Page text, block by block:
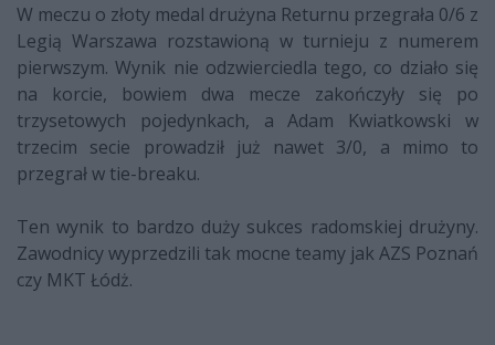
W meczu o złoty medal drużyna Returnu przegrała 0/6 z
Legią Warszawa rozstawioną w turnieju z numerem
pierwszym. Wynik nie odzwierciedla tego, co działo się
na korcie, bowiem dwa mecze zakończyły się po
trzysetowych pojedynkach, a Adam Kwiatkowski w
trzecim secie prowadził już nawet 3/0, a mimo to
przegrał w tie-breaku.
Ten wynik to bardzo duży sukces radomskiej drużyny.
Zawodnicy wyprzedzili tak mocne teamy jak AZS Poznań
czy MKT Łódż.